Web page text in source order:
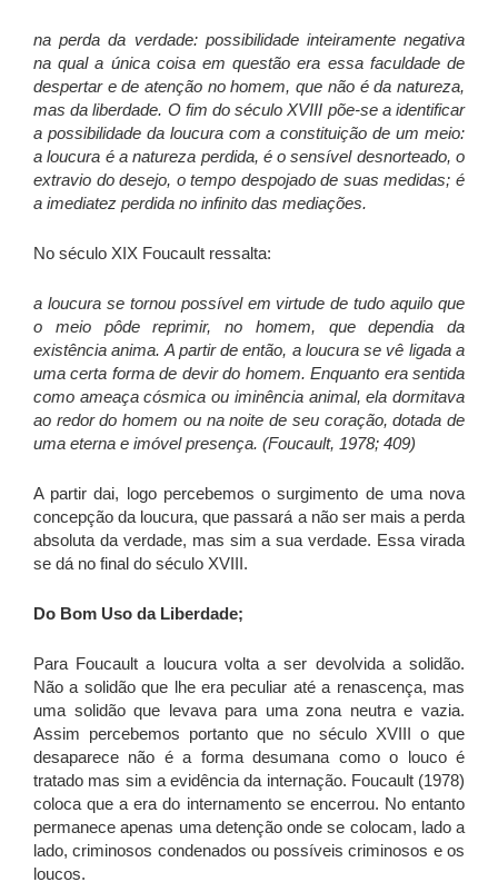
na perda da verdade: possibilidade inteiramente negativa
na qual a única coisa em questão era essa faculdade de
despertar e de atenção no homem, que não é da natureza,
mas da liberdade. O fim do século XVIII põe-se a identificar
a possibilidade da loucura com a constituição de um meio:
a loucura é a natureza perdida, é o sensível desnorteado, o
extravio do desejo, o tempo despojado de suas medidas; é
a imediatez perdida no infinito das mediações.
No século XIX Foucault ressalta:
a loucura se tornou possível em virtude de tudo aquilo que
o meio pôde reprimir, no homem, que dependia da
existência anima. A partir de então, a loucura se vê ligada a
uma certa forma de devir do homem. Enquanto era sentida
como ameaça cósmica ou iminência animal, ela dormitava
ao redor do homem ou na noite de seu coração, dotada de
uma eterna e imóvel presença. (Foucault, 1978; 409)
A partir dai, logo percebemos o surgimento de uma nova
concepção da loucura, que passará a não ser mais a perda
absoluta da verdade, mas sim a sua verdade. Essa virada
se dá no final do século XVIII.
Do Bom Uso da Liberdade;
Para Foucault a loucura volta a ser devolvida a solidão.
Não a solidão que lhe era peculiar até a renascença, mas
uma solidão que levava para uma zona neutra e vazia.
Assim percebemos portanto que no século XVIII o que
desaparece não é a forma desumana como o louco é
tratado mas sim a evidência da internação. Foucault (1978)
coloca que a era do internamento se encerrou. No entanto
permanece apenas uma detenção onde se colocam, lado a
lado, criminosos condenados ou possíveis criminosos e os
loucos.